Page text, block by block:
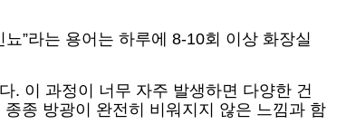
”라는 용어는 하루에 8-10회 이상 화장실
. 이 과정이 너무 자주 발생하면 다양한 건
종 방광이 완전히 비워지지 않은 느낌과 함